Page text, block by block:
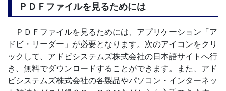
ＰＤＦファイルを見るためには
ＰＤＦファイルを見るためには、アプリケーション「ア
ドビ・リーダー」が必要となります。次のアイコンをクリ
ックして、アドビシステムズ株式会社の日本語サイトへ行
き、無料でダウンロードすることができます。また、アド
ビシステムズ株式会社の各製品やパソコン・インターネッ